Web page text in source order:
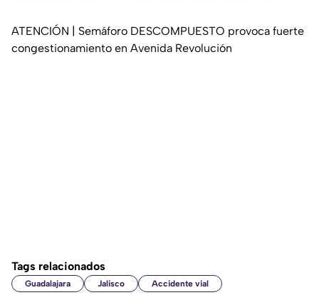
ATENCIÓN | Semáforo DESCOMPUESTO provoca fuerte
congestionamiento en Avenida Revolución
Tags relacionados
Guadalajara Jalisco Accidente vial